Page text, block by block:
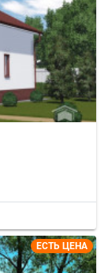
ЕСТЬ ЦЕНА